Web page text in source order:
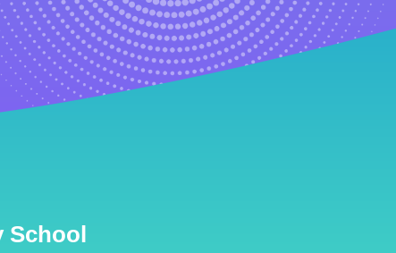
School